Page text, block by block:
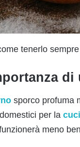
tenerlo
sporco profuma
per la
meno